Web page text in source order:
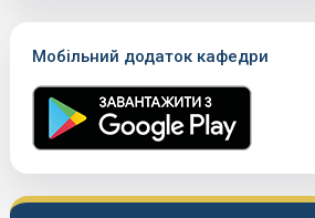
Мобільний додаток кафедри